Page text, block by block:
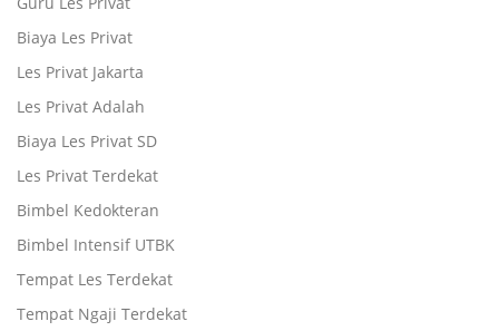
Biaya Les Privat
Les Privat Jakarta
Les Privat Adalah
Biaya Les Privat SD
Les Privat Terdekat
Bimbel Kedokteran
Bimbel Intensif UTBK
Tempat Les Terdekat
Tempat Ngaji Terdekat